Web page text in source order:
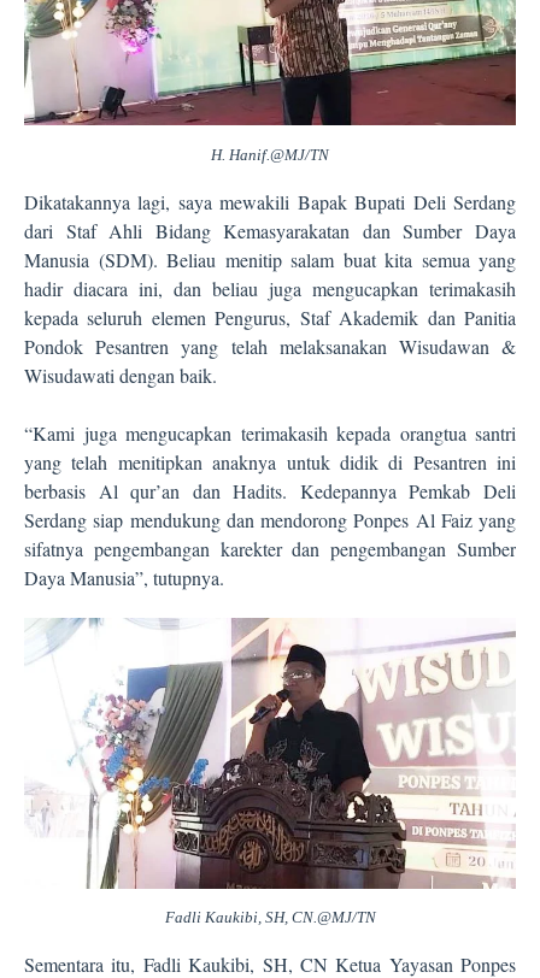
H. Hanif.@MJ/TN
Dikatakannya lagi, saya mewakili Bapak Bupati Deli Serdang
dari Staf Ahli Bidang Kemasyarakatan dan Sumber Daya
Manusia (SDM). Beliau menitip salam buat kita semua yang
hadir diacara ini, dan beliau juga mengucapkan terimakasih
kepada seluruh elemen Pengurus, Staf Akademik dan Panitia
Pondok Pesantren yang telah melaksanakan Wisudawan &
Wisudawati dengan baik.
“Kami juga mengucapkan terimakasih kepada orangtua santri
yang telah menitipkan anaknya untuk didik di Pesantren ini
berbasis Al qur’an dan Hadits. Kedepannya Pemkab Deli
Serdang siap mendukung dan mendorong Ponpes Al Faiz yang
sifatnya pengembangan karekter dan pengembangan Sumber
Daya Manusia”, tutupnya.
Fadli Kaukibi, SH, CN.@MJ/TN
Sementara itu, Fadli Kaukibi, SH, CN Ketua Yayasan Ponpes